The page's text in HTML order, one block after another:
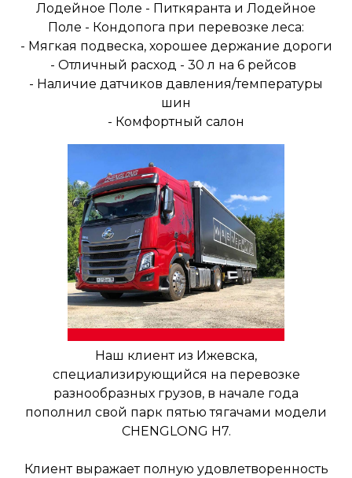
Лодейное Поле - Питкяранта и Лодейное
Поле - Кондопога при перевозке леса:
- Мягкая подвеска, хорошее держание дороги
- Отличный расход - 30 л на 6 рейсов
- Наличие датчиков давления/температуры
шин
- Комфортный салон
Наш клиент из Ижевска,
специализирующийся на перевозке
разнообразных грузов, в начале года
пополнил свой парк пятью тягачами модели
CHENGLONG H7.
Клиент выражает полную удовлетворенность